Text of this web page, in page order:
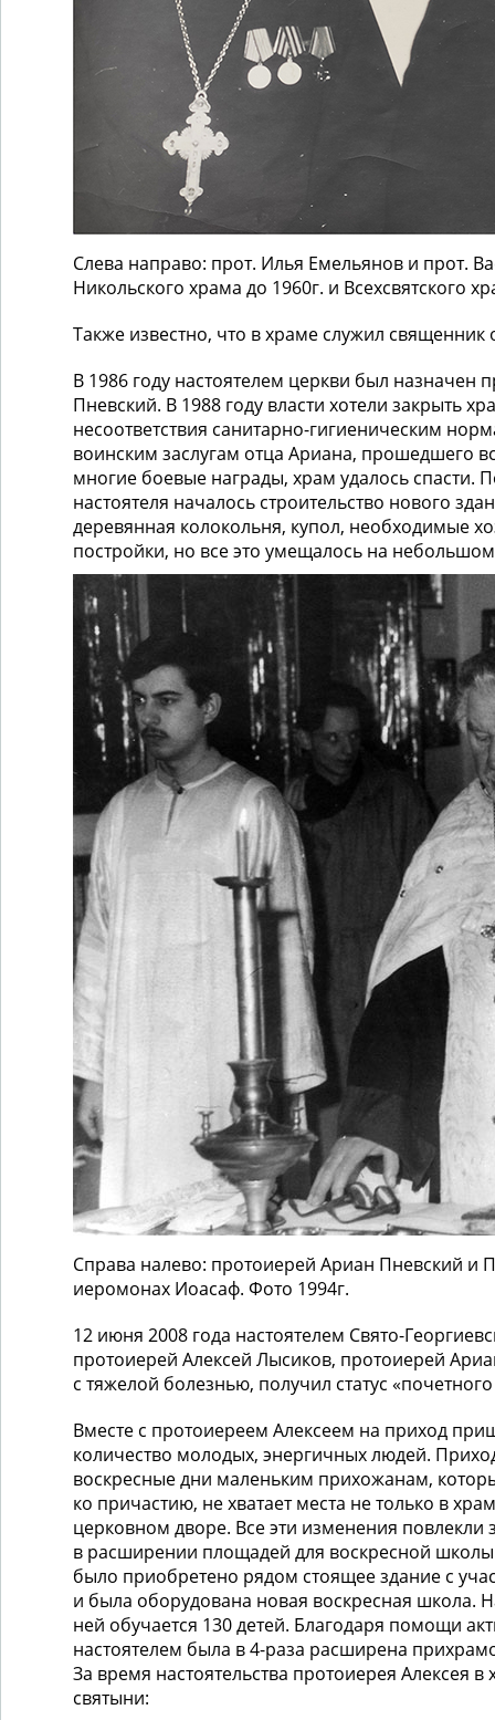
Слева направо: прот. Илья Емельянов и прот.
Никольского храма до 1960г. и Всехсвятского
Также известно, что в храме служил
В 1986 году настоятелем церкви был назначен
Пневский. В 1988 году власти хотели закрыть
несоответствия санитарно-гигиеническим
воинским заслугам отца Ариана, прошедшего
многие боевые награды, храм удалось спасти.
настоятеля началось строительство нового
деревянная колокольня, купол, необходимые
постройки, но все это умещалось на небольшом
Справа налево: протоиерей Ариан Пневский и
иеромонах Иоасаф. Фото 1994г.
12 июня 2008 года настоятелем Свято-
протоиерей Алексей Лысиков, протоиерей
с тяжелой болезнью, получил статус «почетного
Вместе с протоиереем Алексеем на приход
количество молодых, энергичных людей.
воскресные дни маленьким прихожанам,
ко причастию, не хватает места не только в
церковном дворе. Все эти изменения повлекли
в расширении площадей для воскресной
было приобретено рядом стоящее здание с
и была оборудована новая воскресная школа.
ней обучается 130 детей. Благодаря помощи
настоятелем была в 4-раза расширена
За время настоятельства протоиерея Алексея
святыни: